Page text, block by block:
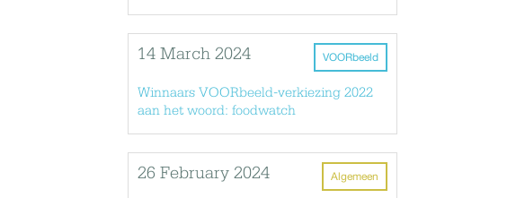
VOORbeeld
14 March 2024
Winnaars VOORbeeld-verkiezing 2022
aan het woord: foodwatch
Algemeen
26 February 2024